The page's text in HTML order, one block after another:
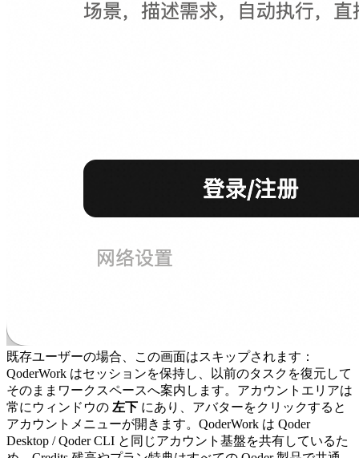
既存ユーザーの場合、この画面はスキップされます：
QoderWork はセッションを保持し、以前のタスクを復元して
そのままワークスペースへ案内します。アカウントエリアは
常にウィンドウの 左下 にあり、アバターをクリックすると
アカウントメニューが開きます。 QoderWork は Qoder
Desktop / Qoder CLI と同じアカウント基盤を共有しているた